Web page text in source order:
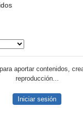
aportar contenidos,
reproducción...
Iniciar sesión